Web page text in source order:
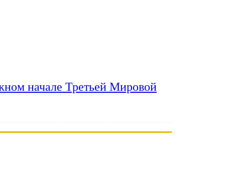
начале Третьей Мировой